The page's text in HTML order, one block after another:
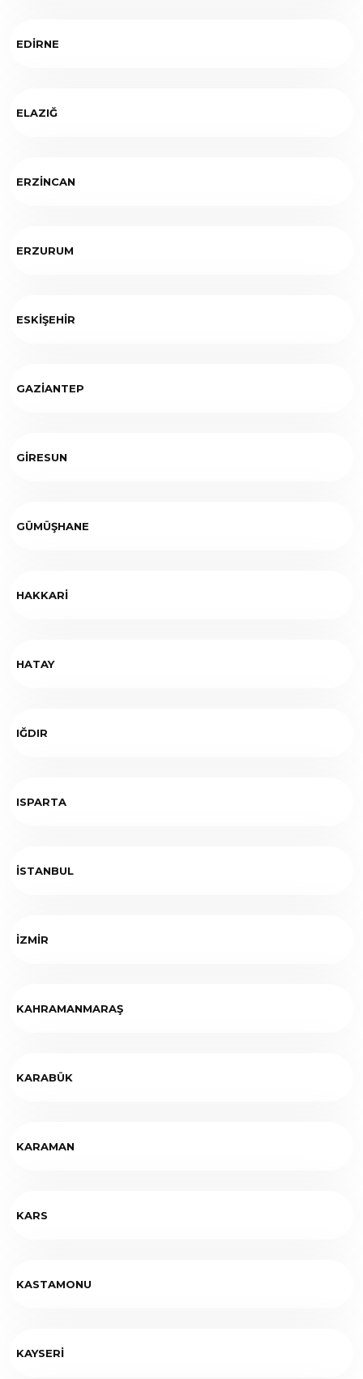
EDİRNE
ELAZIĞ
ERZİNCAN
ERZURUM
ESKİŞEHİR
GAZİANTEP
GİRESUN
GÜMÜŞHANE
HAKKARİ
HATAY
IĞDIR
ISPARTA
İSTANBUL
İZMİR
KAHRAMANMARAŞ
KARABÜK
KARAMAN
KARS
KASTAMONU
KAYSERİ